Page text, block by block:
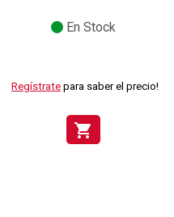
En Stock
Regístrate para saber el precio!
shopping_cart